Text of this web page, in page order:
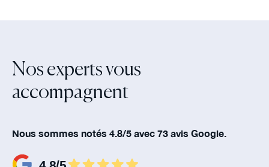
Nos experts vous
accompagnent‍
Nous sommes notés 4.8/5 avec 73 avis Google.